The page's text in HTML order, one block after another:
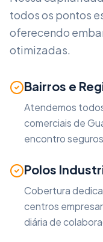
todos os pontos
oferecendo
otimizadas.
Bairros e
Atendemos
comerciais de
encontro
Polos
Cobertura
centros
diária de